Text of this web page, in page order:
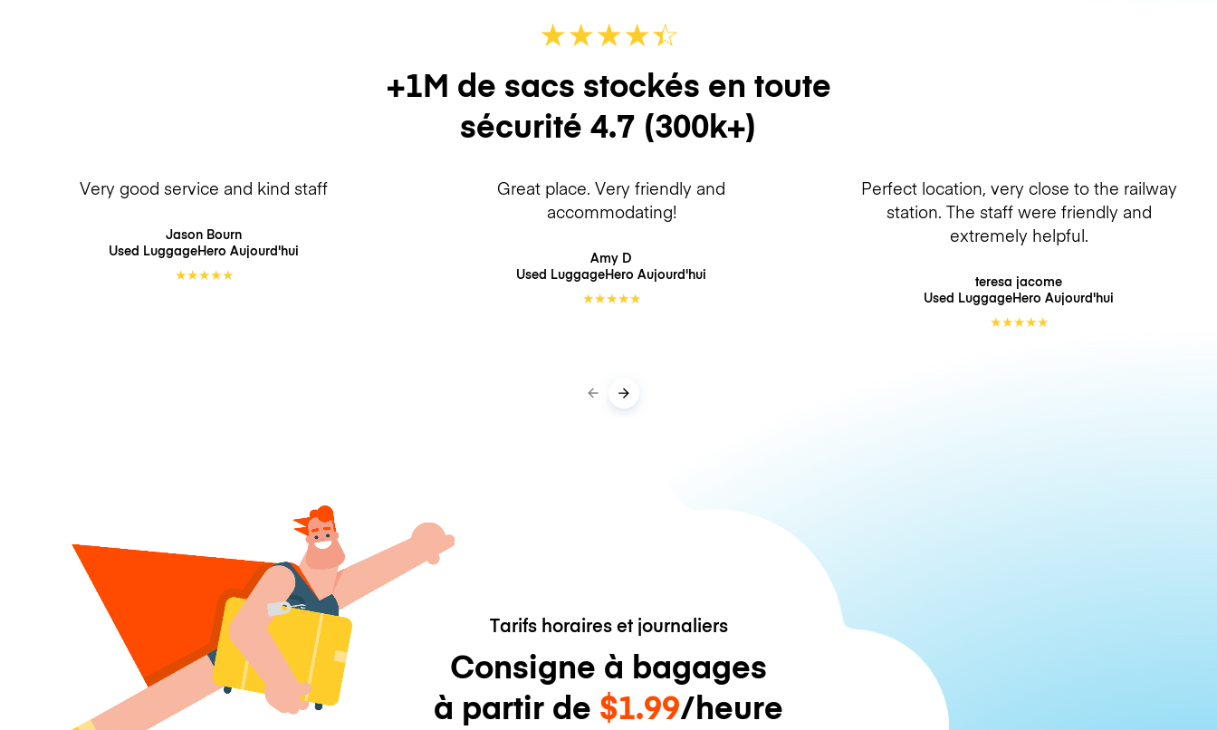
★★★★☆
★
+1M de sacs stockés en toute
sécurité 4.7 (300k+)
Very good service and kind staff
Jason Bourn
Used LuggageHero Aujourd'hui
★★★★★
Great place. Very friendly and
accommodating!
Amy D
Used LuggageHero Aujourd'hui
★★★★★
Perfect location, very close to the railway
station. The staff were friendly and
extremely helpful.
teresa jacome
Used LuggageHero Aujourd'hui
★★★★★
Tarifs horaires et journaliers
Consigne à bagages
à partir de $1.99/heure